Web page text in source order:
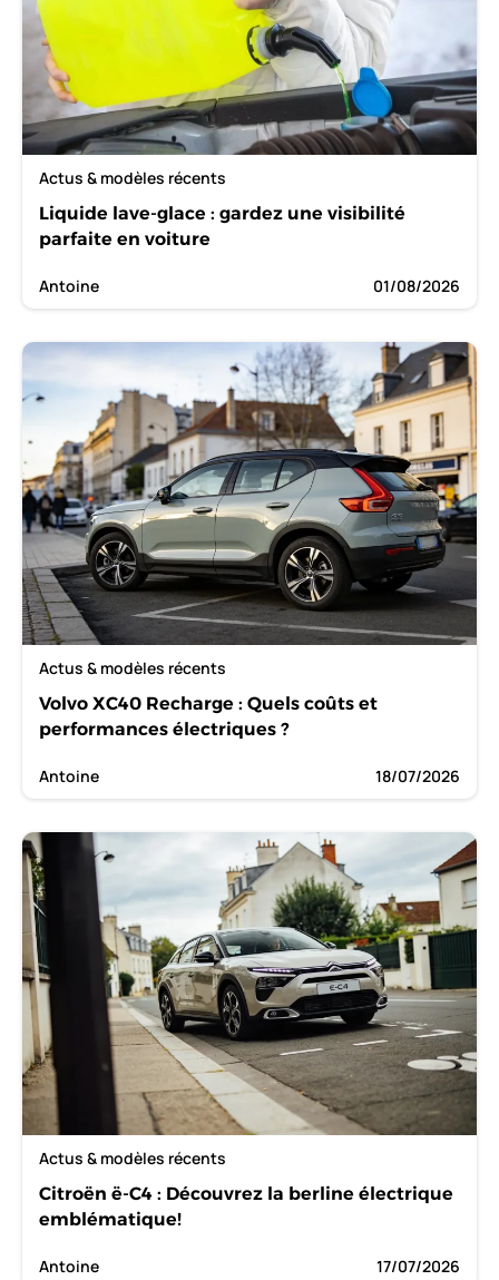
Actus & modèles récents
Liquide lave-glace : gardez une visibilité
parfaite en voiture
Antoine 01/08/2026
Actus & modèles récents
Volvo XC40 Recharge : Quels coûts et
performances électriques ?
Antoine 18/07/2026
Actus & modèles récents
Citroën ë-C4 : Découvrez la berline électrique
emblématique!
Antoine 17/07/2026